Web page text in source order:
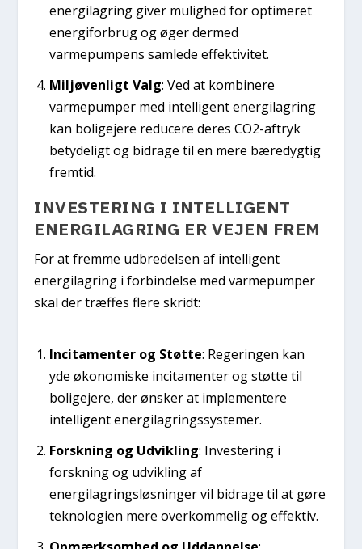
energilagring giver mulighed for optimeret
energiforbrug og øger dermed
varmepumpens samlede effektivitet.
Miljøvenligt Valg: Ved at kombinere
varmepumper med intelligent energilagring
kan boligejere reducere deres CO2-aftryk
betydeligt og bidrage til en mere bæredygtig
fremtid.
INVESTERING I INTELLIGENT
ENERGILAGRING ER VEJEN FREM
For at fremme udbredelsen af intelligent
energilagring i forbindelse med varmepumper
skal der træffes flere skridt:
Incitamenter og Støtte: Regeringen kan
yde økonomiske incitamenter og støtte til
boligejere, der ønsker at implementere
intelligent energilagringssystemer.
Forskning og Udvikling: Investering i
forskning og udvikling af
energilagringsløsninger vil bidrage til at gøre
teknologien mere overkommelig og effektiv.